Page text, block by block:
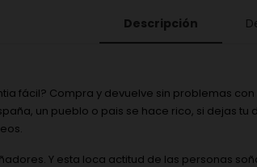
Descripción
fácil? Compra y devuelve sin problemas
un pueblo o pais se hace rico, si dejas
Y esta loca actitud de las personas